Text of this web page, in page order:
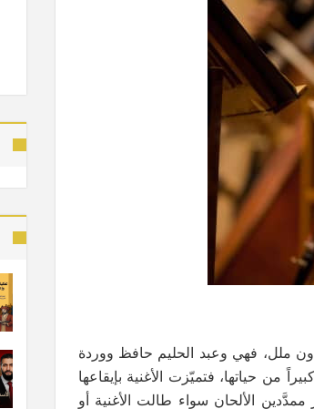
دون ملل، فهي وعبد الحليم حافظ ووردة
من حياتها، فتميّزت الأغنية بإيقاعها
الألحان سواء طالت الأغنية أو